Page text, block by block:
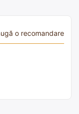
o recomandare